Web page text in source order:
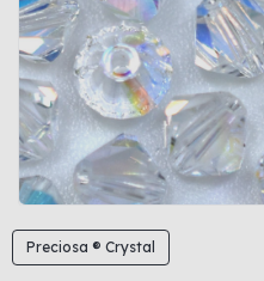
Preciosa ® Crystal